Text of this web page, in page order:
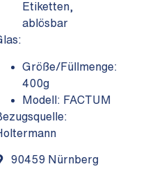
Etiketten,
ablösbar
Größe/Füllmenge:
400g
Modell: FACTUM
90459 Nürnberg